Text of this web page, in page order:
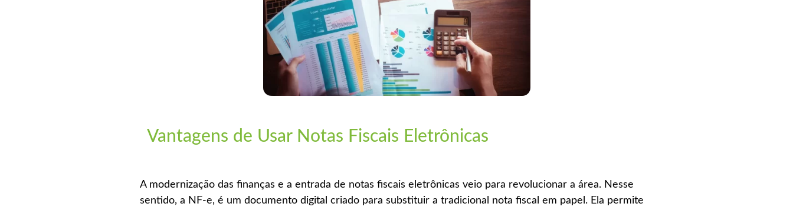
Vantagens de Usar Notas Fiscais Eletrônicas
A modernização das finanças e a entrada de notas fiscais eletrônicas veio para revolucionar a área. Nesse
sentido, a NF-e, é um documento digital criado para substituir a tradicional nota fiscal em papel. Ela permite